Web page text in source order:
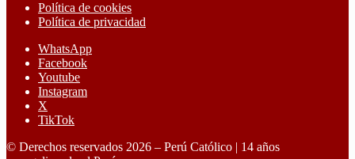
Política de cookies
Política de privacidad
WhatsApp
Facebook
Youtube
Instagram
X
TikTok
© Derechos reservados 2026 – Perú Católico | 14 años